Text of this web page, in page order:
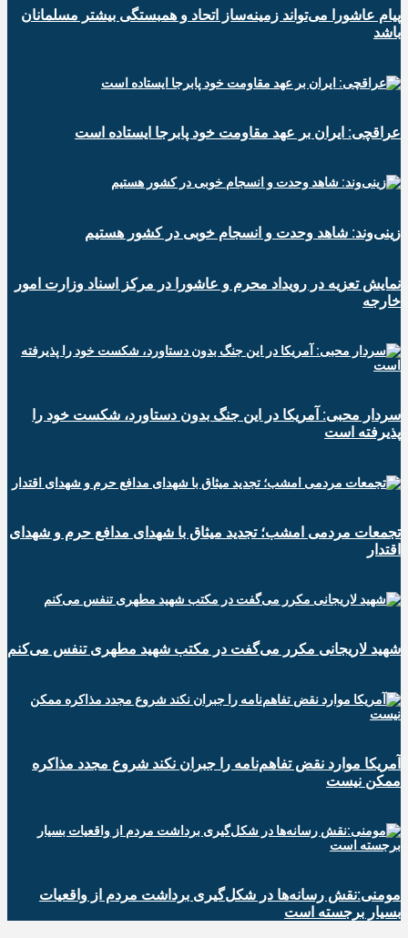
پیام عاشورا می‌تواند زمینه‌ساز اتحاد و همبستگی بیشتر مسلمانان
باشد
عراقچی: ایران بر عهد مقاومت خود پابرجا ایستاده است
زینی‌وند: شاهد وحدت و انسجام خوبی در کشور هستیم
نمایش تعزیه در رویداد محرم و عاشورا در مرکز اسناد وزارت امور
خارجه
سردار محبی: آمریکا در این جنگ بدون دستاورد، شکست خود را
پذیرفته است
تجمعات مردمی امشب؛ تجدید میثاق با شهدای مدافع حرم و شهدای
اقتدار
شهید لاریجانی مکرر می‌گفت در مکتب شهید مطهری تنفس می‌کنم
آمریکا موارد نقض تفاهم‌نامه را جبران نکند شروع مجدد مذاکره
ممکن نیست
مومنی:نقش رسانه‌ها در شکل‌گیری برداشت مردم از واقعیات
بسیار برجسته است